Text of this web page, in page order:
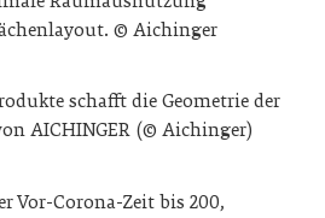
© Aichinger
schafft die Geometrie der
AICHINGER (© Aichinger)
Vor-Corona-Zeit bis 200,